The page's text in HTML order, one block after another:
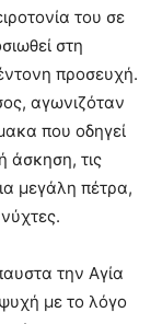
του σε
στη
προσευχή.
αγωνιζόταν
που οδηγεί
άσκηση, τις
μεγάλη πέτρα,
την Αγία
με το λόγο